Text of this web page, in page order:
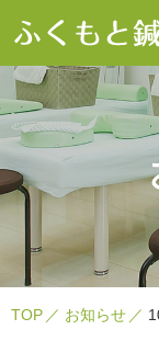
TOP お知らせ